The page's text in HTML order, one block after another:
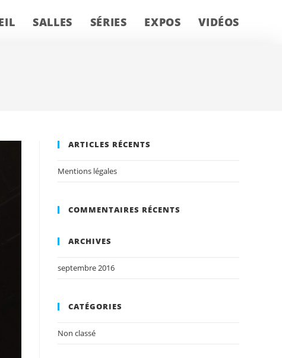
SALLES SÉRIES EXPOS VIDÉOS
ARTICLES RÉCENTS
Mentions légales
COMMENTAIRES RÉCENTS
ARCHIVES
septembre 2016
CATÉGORIES
Non classé